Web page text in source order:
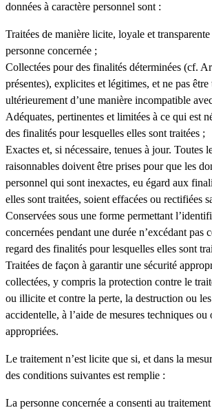
données à caractère personnel sont :
Traitées de manière licite, loyale et
personne concernée ;
Collectées pour des finalités déterminées (cf.
présentes), explicites et légitimes, et ne pas être
ultérieurement d’une manière incompatible
Adéquates, pertinentes et limitées à ce qui est
des finalités pour lesquelles elles sont traitées ;
Exactes et, si nécessaire, tenues à jour. Toutes
raisonnables doivent être prises pour que les
personnel qui sont inexactes, eu égard aux
elles sont traitées, soient effacées ou rectifiées
Conservées sous une forme permettant
concernées pendant une durée n’excédant pas
regard des finalités pour lesquelles elles sont
Traitées de façon à garantir une sécurité
collectées, y compris la protection contre le
ou illicite et contre la perte, la destruction ou
accidentelle, à l’aide de mesures techniques
appropriées.
Le traitement n’est licite que si, et dans la
des conditions suivantes est remplie :
La personne concernée a consenti au traitement